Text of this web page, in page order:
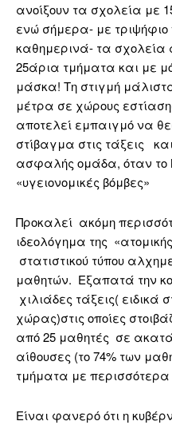
ανοίξουν τα σχολεία με
ενώ σήμερα- με
καθημερινά- τα σχολεία
25άρια τμήματα και με
μάσκα! Τη στιγμή
μέτρα σε χώρους
αποτελεί εμπαιγμό να
στίβαγμα στις τάξεις
ασφαλής ομάδα, όταν το
«υγειονομικές βόμβες»
Προκαλεί ακόμη
ιδεολόγημα της
στατιστικού τύπου
μαθητών. Εξαπατά την
χιλιάδες τάξεις( ειδικά
χώρας)στις οποίες
από 25 μαθητές σε
αίθουσες (το 74% των
τμήματα με
Είναι φανερό ότι η